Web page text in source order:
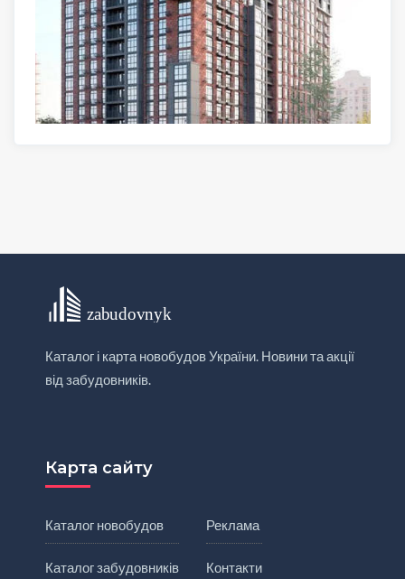
Каталог і карта новобудов України. Новини та акції
від забудовників.
Карта сайту
Каталог новобудов
Каталог забудовників
Реклама
Контакти